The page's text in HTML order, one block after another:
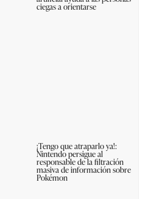
ciegas a orientarse
¡Tengo que atraparlo ya!:
Nintendo persigue al
responsable de la filtración
masiva de información sobre
Pokémon